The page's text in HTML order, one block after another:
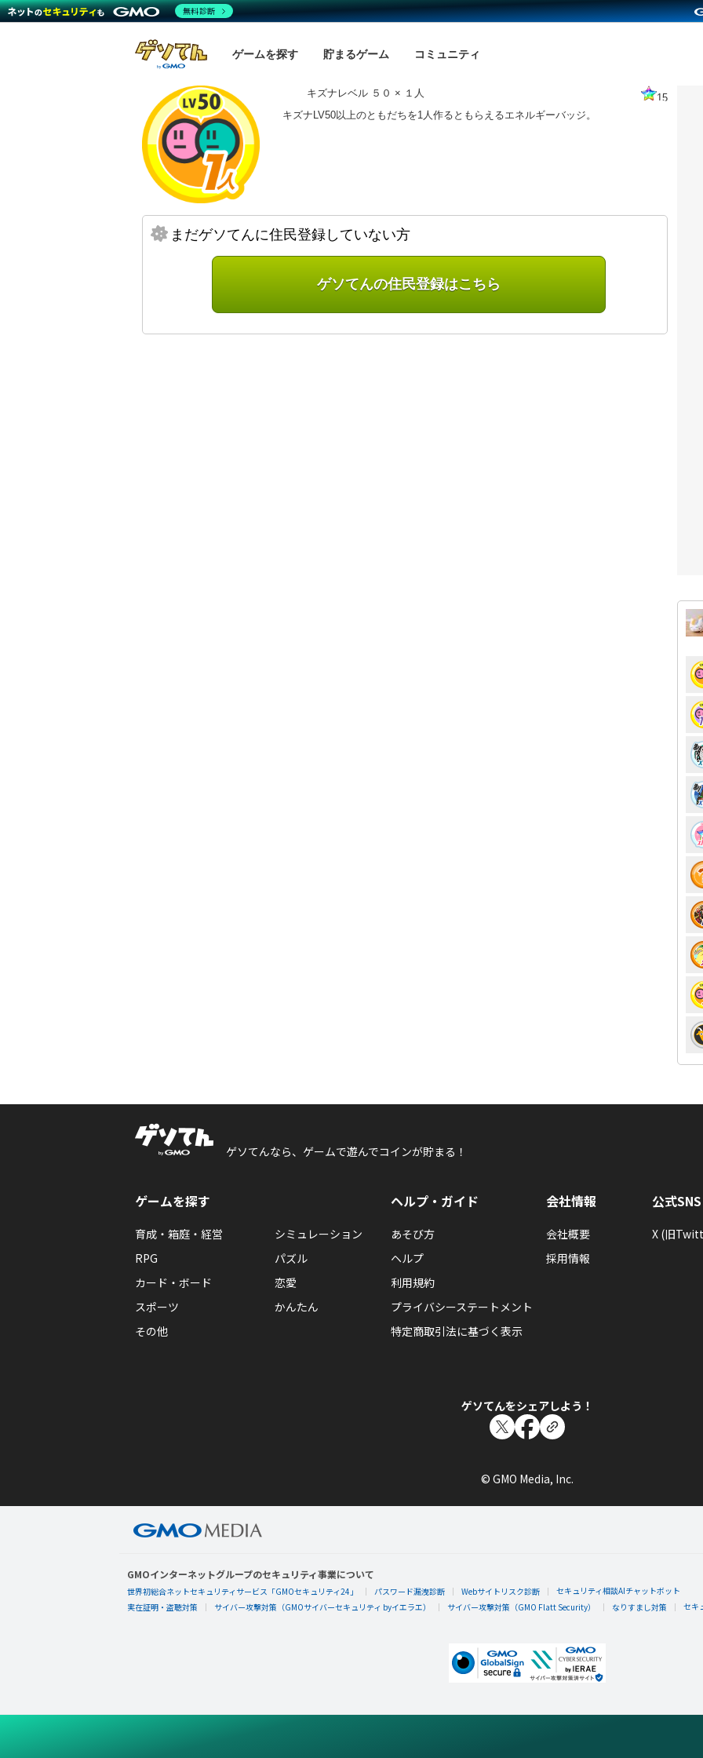
ゲームを探す 貯まるゲーム コミュニティ
キズナレベル ５０ × １人
15
キズナLV50以上のともだちを1人作るともらえるエネルギーバッジ。
まだゲソてんに住民登録していない方
ゲソてんの住民登録はこちら
ゲソてんなら、ゲームで遊んでコインが貯まる！
ゲームを探す
育成・箱庭・経営
シミュレーション
RPG
パズル
カード・ボード
恋愛
スポーツ
かんたん
その他
ヘルプ・ガイド
あそび方
ヘルプ
利用規約
プライバシーステートメント
特定商取引法に基づく表示
会社情報
会社概要
採用情報
公式SNS
X (旧
ゲソてんをシェアしよう！
© GMO Media, Inc.
GMOインターネットグループのセキュリティ事業について
世界初総合ネットセキュリティサービス「GMOセキュリティ24」 パスワード漏洩診断 Webサイトリスク診断
セキュリティ相談AIチャットボット
実在証明・盗聴対策
サイバー攻撃対策（GMOサイバーセキュリティ byイエラエ） サイバー攻撃対策（GMO Flatt Security） なりすまし対策 セキ
無料診断